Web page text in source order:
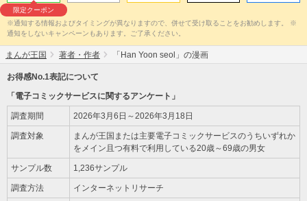
限定クーポン
※通知する情報およびタイミングが異なりますので、併せて受け取ることをお勧めします。 ※
通知をしないキャンペーンもあります。ご了承ください。
まんが王国 著者・作者 「Han Yoon seol」の漫画
お得感No.1表記について
「電子コミックサービスに関するアンケート」
調査期間 2026年3月6日～2026年3月18日
調査対象
まんが王国または主要電子コミックサービスのうちいずれか
をメイン且つ有料で利用している20歳～69歳の男女
サンプル数 1,236サンプル
調査方法 インターネットリサーチ